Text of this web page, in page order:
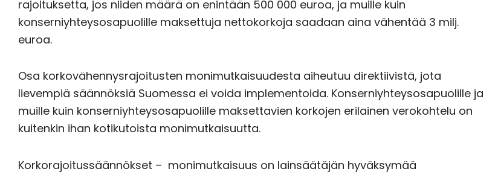
rajoituksetta, jos niiden määrä on enintään 500 000 euroa, ja muille kuin
konserniyhteysosapuolille maksettuja nettokorkoja saadaan aina vähentää 3 milj.
euroa.
Osa korkovähennysrajoitusten monimutkaisuudesta aiheutuu direktiivistä, jota
lievempiä säännöksiä Suomessa ei voida implementoida. Konserniyhteysosapuolille ja
muille kuin konserniyhteysosapuolille maksettavien korkojen erilainen verokohtelu on
kuitenkin ihan kotikutoista monimutkaisuutta.
Korkorajoitussäännökset – monimutkaisuus on lainsäätäjän hyväksymää